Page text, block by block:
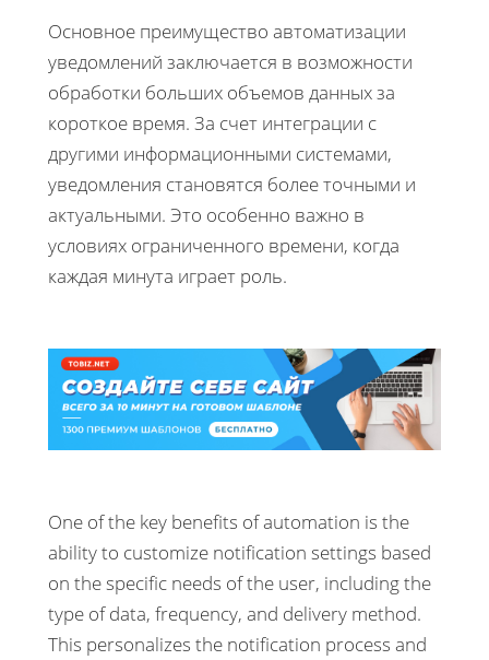
Основное преимущество автоматизации
уведомлений заключается в возможности
обработки больших объемов данных за
короткое время. За счет интеграции с
другими информационными системами,
уведомления становятся более точными и
актуальными. Это особенно важно в
условиях ограниченного времени, когда
каждая минута играет роль.
One of the key benefits of automation is the
ability to customize notification settings based
on the specific needs of the user, including the
type of data, frequency, and delivery method.
This personalizes the notification process and